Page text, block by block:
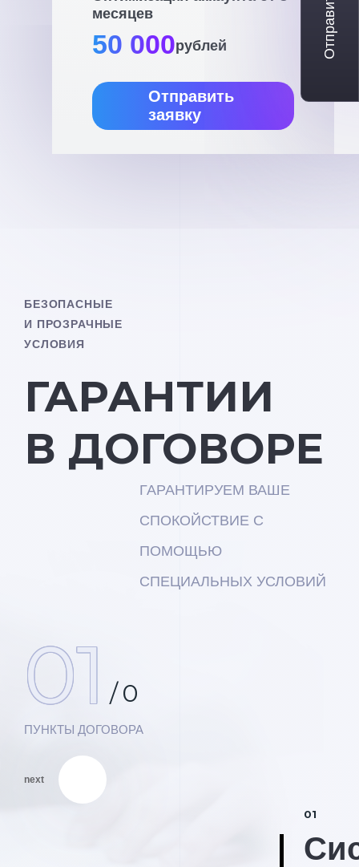
месяцев
50 000рублей
Отправить
заявку
БЕЗОПАСНЫЕ
И ПРОЗРАЧНЫЕ
УСЛОВИЯ
ГАРАНТИИ
В ДОГОВОРЕ
ГАРАНТИРУЕМ ВАШЕ
СПОКОЙСТВИЕ С
ПОМОЩЬЮ
СПЕЦИАЛЬНЫХ УСЛОВИЙ
01 /0
ПУНКТЫ ДОГОВОРА
next
01